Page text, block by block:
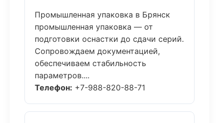
Промышленная упаковка в Брянск
промышленная упаковка — от
подготовки оснастки до сдачи серий.
Сопровождаем документацией,
обеспечиваем стабильность
параметров....
Телефон: +7-988-820-88-71